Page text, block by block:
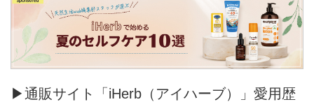
▶通販サイト「iHerb（アイハーブ）」愛用歴